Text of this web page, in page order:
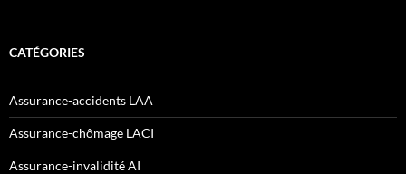
CATÉGORIES
Assurance-accidents LAA
Assurance-chômage LACI
Assurance-invalidité AI